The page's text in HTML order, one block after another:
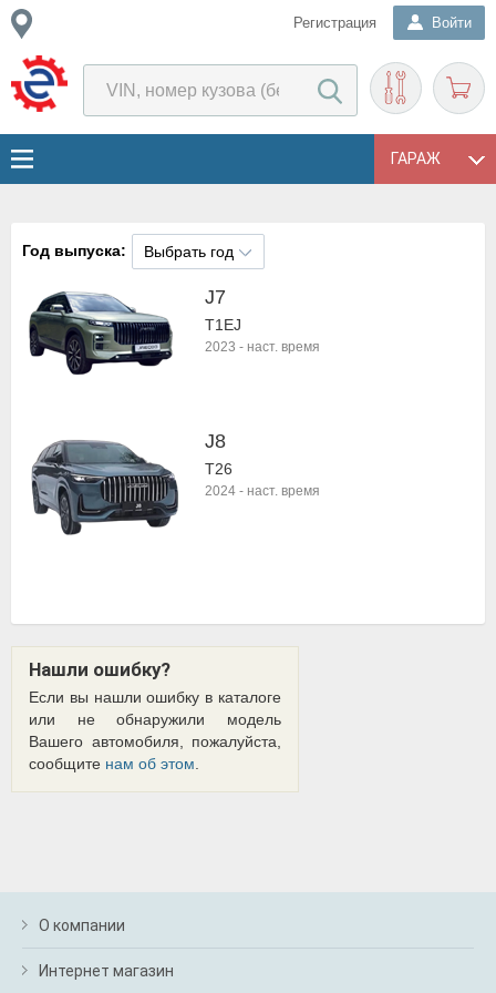
Регистрация Войти
ГАРАЖ
Год выпуска: Выбрать год
J7
T1EJ
2023 - наст. время
J8
T26
2024 - наст. время
Нашли ошибку?
Если вы нашли ошибку в каталоге
или не обнаружили модель
Вашего автомобиля, пожалуйста,
сообщите нам об этом
О компании
Интернет магазин